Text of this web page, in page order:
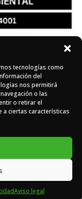
tecnologías como
del
nos permitirá
o las
o retirar el
a ciertas características
Aviso legal
reservados -Diseño